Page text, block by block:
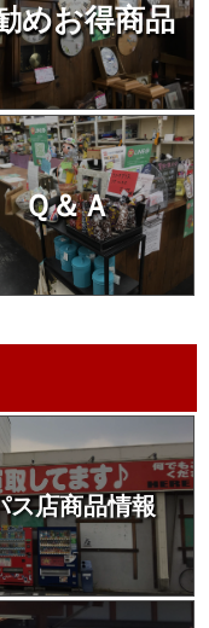
めお得商品
Ｑ＆Ａ
ス店商品情報